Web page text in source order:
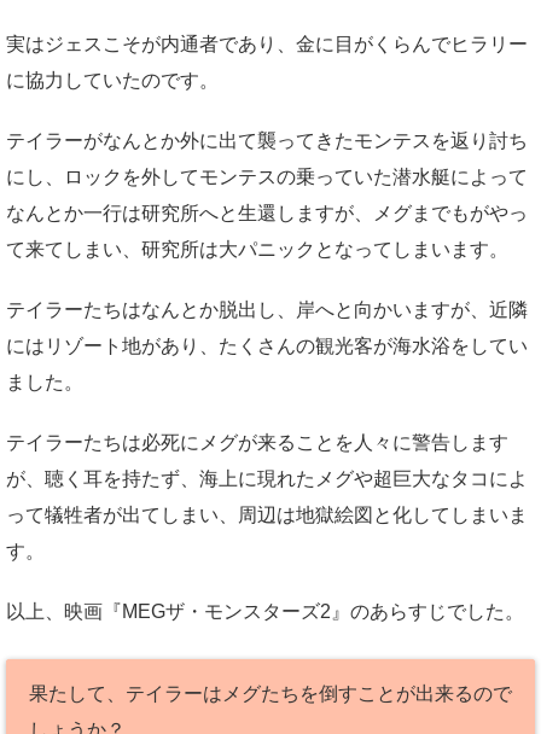
実はジェスこそが内通者であり、金に目がくらんでヒラリー
に協力していたのです。
テイラーがなんとか外に出て襲ってきたモンテスを返り討ち
にし、ロックを外してモンテスの乗っていた潜水艇によって
なんとか一行は研究所へと生還しますが、メグまでもがやっ
て来てしまい、研究所は大パニックとなってしまいます。
テイラーたちはなんとか脱出し、岸へと向かいますが、近隣
にはリゾート地があり、たくさんの観光客が海水浴をしてい
ました。
テイラーたちは必死にメグが来ることを人々に警告します
が、聴く耳を持たず、海上に現れたメグや超巨大なタコによ
って犠牲者が出てしまい、周辺は地獄絵図と化してしまいま
す。
以上、映画『MEGザ・モンスターズ2』のあらすじでした。
果たして、テイラーはメグたちを倒すことが出来るので
しょうか？